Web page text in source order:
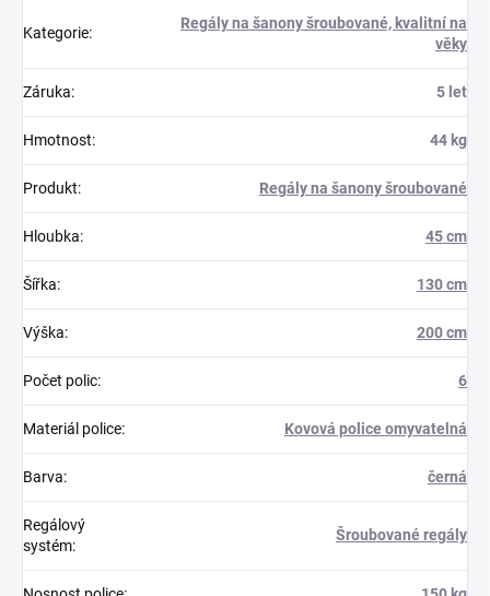
Kategorie:
Regály na šanony šroubované, kvalitní na
věky
Záruka: 5 let
Hmotnost: 44 kg
Produkt: Regály na šanony šroubované
Hloubka: 45 cm
Šířka: 130 cm
Výška: 200 cm
Počet polic: 6
Materiál police: Kovová police omyvatelná
Barva: černá
Regálový
systém:
Šroubované regály